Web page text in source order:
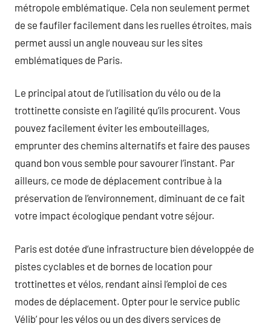
métropole emblématique. Cela non seulement permet
de se faufiler facilement dans les ruelles étroites, mais
permet aussi un angle nouveau sur les sites
emblématiques de Paris.
Le principal atout de l’utilisation du vélo ou de la
trottinette consiste en l’agilité qu’ils procurent. Vous
pouvez facilement éviter les embouteillages,
emprunter des chemins alternatifs et faire des pauses
quand bon vous semble pour savourer l’instant. Par
ailleurs, ce mode de déplacement contribue à la
préservation de l’environnement, diminuant de ce fait
votre impact écologique pendant votre séjour.
Paris est dotée d’une infrastructure bien développée de
pistes cyclables et de bornes de location pour
trottinettes et vélos, rendant ainsi l’emploi de ces
modes de déplacement. Opter pour le service public
Vélib’ pour les vélos ou un des divers services de